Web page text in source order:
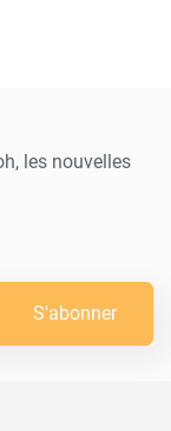
les nouvelles
S'abonner